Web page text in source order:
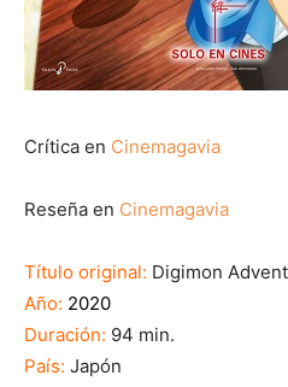
Crítica en Cinemagavia
Reseña en Cinemagavia
Título original: Digimon
Año: 2020
Duración: 94 min.
País: Japón